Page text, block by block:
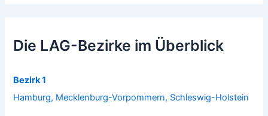
Die LAG-Bezirke im Überblick
Bezirk 1
Hamburg, Mecklenburg-Vorpommern, Schleswig-Holstein